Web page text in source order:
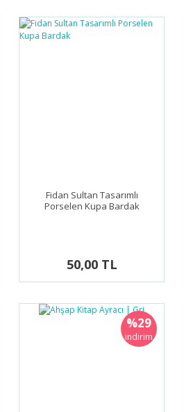
Fidan Sultan Tasarımlı
Porselen Kupa Bardak
50,00 TL
%29
indirim